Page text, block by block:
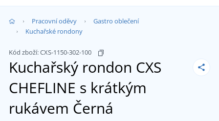
Pracovní oděvy
Gastro oblečení
Kuchařské rondony
Kód zboží:CXS-1150-302-100
Kuchařský rondon CXS
CHEFLINE s krátkým
rukávem Černá